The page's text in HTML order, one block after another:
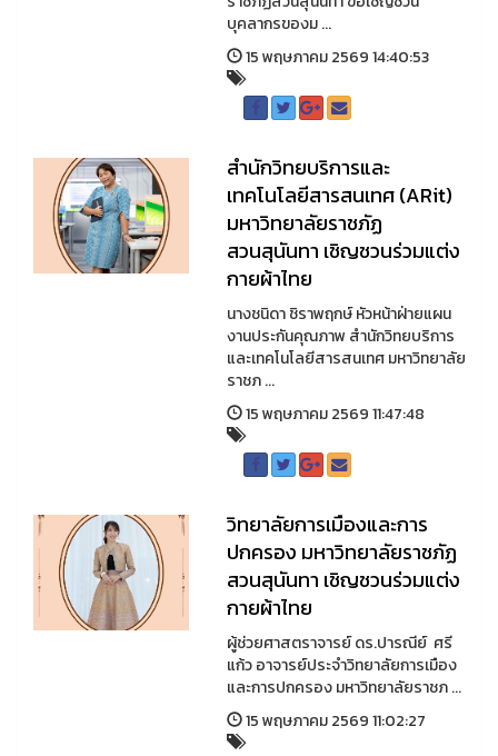
บุคลากรของม ...
15 พฤษภาคม 2569 14:40:53
สำนักวิทยบริการและ
เทคโนโลยีสารสนเทศ (ARit)
มหาวิทยาลัยราชภัฏ
สวนสุนันทา เชิญชวนร่วมแต่ง
กายผ้าไทย
นางชนิดา ชิราพฤกษ์ หัวหน้าฝ่ายแผน
งานประกันคุณภาพ สำนักวิทยบริการ
และเทคโนโลยีสารสนเทศ มหาวิทยาลัย
ราชภ ...
15 พฤษภาคม 2569 11:47:48
วิทยาลัยการเมืองและการ
ปกครอง มหาวิทยาลัยราชภัฏ
สวนสุนันทา เชิญชวนร่วมแต่ง
กายผ้าไทย
ผู้ช่วยศาสตราจารย์ ดร.ปารณีย์ ศรี
แก้ว อาจารย์ประจำวิทยาลัยการเมือง
และการปกครอง มหาวิทยาลัยราชภ ...
15 พฤษภาคม 2569 11:02:27